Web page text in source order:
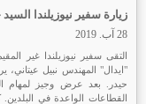
زيارة سفير نيوزيلندا
28 آب. 2019
التقى سفير نيوزيلندا غير
"ايدال" المهندس نبيل عيتاني،
حيدر. بعد عرض وجيز لمهام
القطاعات الواعدة في البلدين.